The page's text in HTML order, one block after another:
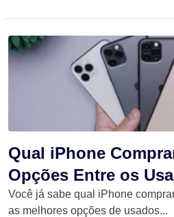
Qual iPhone
Opções Entre os
Você já sabe qual iPhone
as melhores opções de usados...